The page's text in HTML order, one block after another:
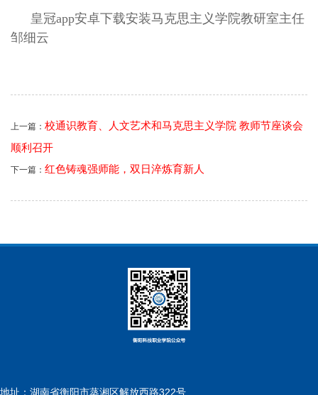
皇冠app安卓下载安装马克思主义学院教研室主任
邹细云
上一篇： 校通识教育、人文艺术和马克思主义学院 教师节座谈会
顺利召开
下一篇： 红色铸魂强师能，双日淬炼育新人
地址：湖南省衡阳市蒸湘区解放西路322号